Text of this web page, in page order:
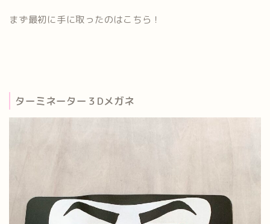
まず最初に手に取ったのはこちら！
ターミネーター３Dメガネ